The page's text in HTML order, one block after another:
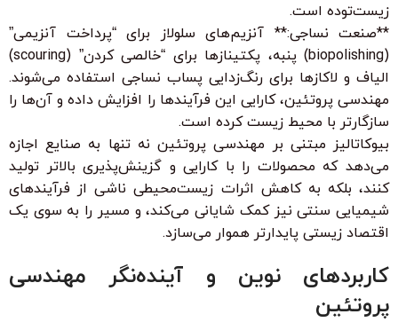
زیست‌توده است.
**صنعت نساجی:** آنزیم‌های سلولاز برای “پرداخت آنزیمی”
(biopolishing) پنبه، پکتینازها برای “خالصی کردن” (scouring)
الیاف و لاکازها برای رنگ‌زدایی پساب نساجی استفاده می‌شوند.
مهندسی پروتئین، کارایی این فرآیندها را افزایش داده و آن‌ها را
سازگارتر با محیط زیست کرده است.
بیوکاتالیز مبتنی بر مهندسی پروتئین نه تنها به صنایع اجازه
می‌دهد که محصولات را با کارایی و گزینش‌پذیری بالاتر تولید
کنند، بلکه به کاهش اثرات زیست‌محیطی ناشی از فرآیندهای
شیمیایی سنتی نیز کمک شایانی می‌کند، و مسیر را به سوی یک
اقتصاد زیستی پایدارتر هموار می‌سازد.
کاربردهای نوین و آینده‌نگر مهندسی
پروتئین